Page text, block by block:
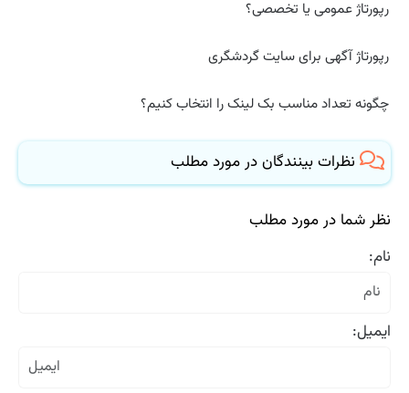
رپورتاژ عمومی یا تخصصی؟
رپورتاژ آگهی برای سایت گردشگری
چگونه تعداد مناسب بک لینک را انتخاب کنیم؟
نظرات بینندگان در مورد مطلب
نظر شما در مورد مطلب
نام:
ایمیل: